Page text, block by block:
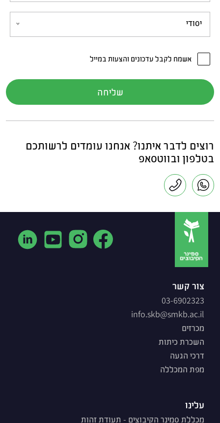
יסודי
אשמח לקבל עדכונים והצעות במייל
רוצים לדבר איתנו? אנחנו עומדים לרשותכם
בטלפון ובווטסאפ
צור קשר
03-6902323
info.skb@smkb.ac.il
מכרזים
השכרת כיתות
דרכי הגעה
מפת המכללה
עלינו
מכללת סמינר הקיבוצים - תעודת זהות